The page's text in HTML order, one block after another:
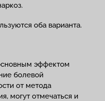
оба варианта.
эффектом
болевой
от метода
могут отмечаться и